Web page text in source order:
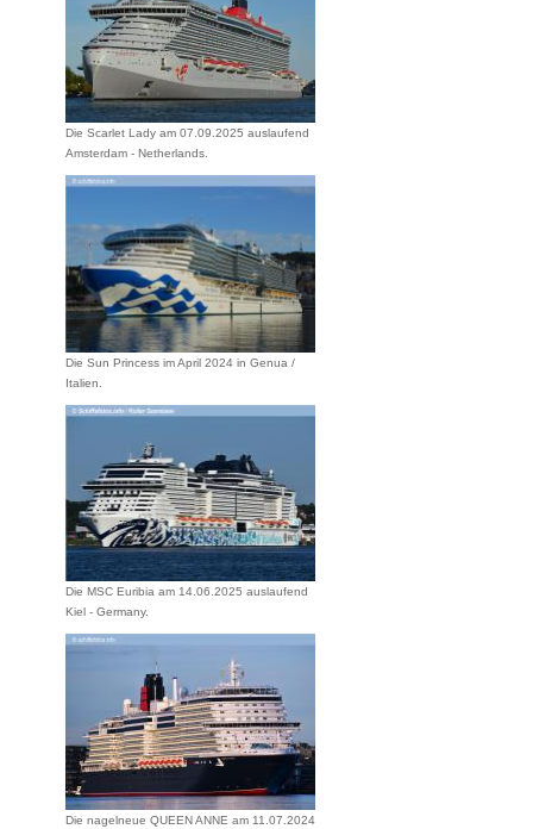
Die Scarlet Lady am 07.09.2025 auslaufend
Amsterdam - Netherlands.
Die Sun Princess im April 2024 in Genua /
Italien.
Die MSC Euribia am 14.06.2025 auslaufend
Kiel - Germany.
Die nagelneue QUEEN ANNE am 11.07.2024